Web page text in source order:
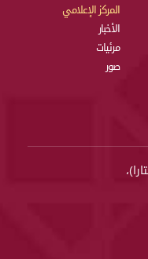
المركز الإعلامي
الأخبار
مرئيات
صور